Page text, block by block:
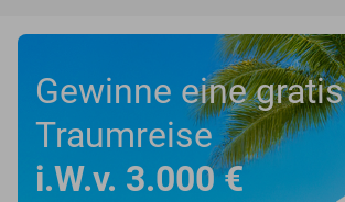
Gewinne eine gratis
Traumreise
i.W.v. 3.000 €